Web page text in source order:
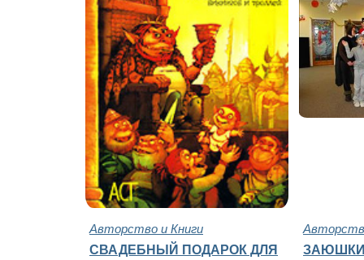
Авторство и Книги
СВАДЕБНЫЙ ПОДАРОК ДЛЯ